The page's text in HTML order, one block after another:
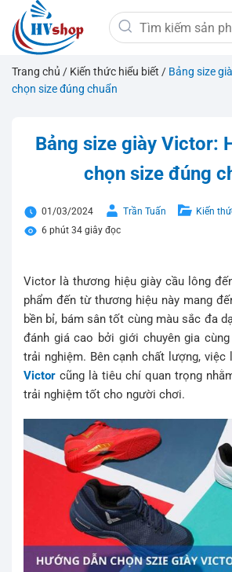
qua
nội
dung
Tìm
kiếm:
Trang chủ / Kiến thức hiểu biết / Bảng size
chọn size đúng chuẩn
Bảng size giày Victor:
chọn size đúng
01/03/2024 Trần Tuấn
Kiến
6 phút 34 giây đọc
Victor là thương hiệu giày cầu lông
phẩm đến từ thương hiệu này mang
bền bỉ, bám sân tốt cùng màu sắc đa
đánh giá cao bởi giới chuyên gia
trải nghiệm. Bên cạnh chất lượng,
Victor cũng là tiêu chí quan trọng
trải nghiệm tốt cho người chơi.